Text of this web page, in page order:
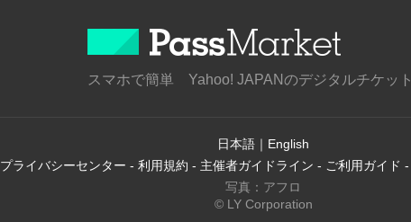
スマホで簡単 Yahoo! JAPANのデジタルチケット
日本語 ｜ English
プライバシーセンター - 利用規約 - 主催者ガイドライン - ご利用ガイド -
写真：アフロ
© LY Corporation